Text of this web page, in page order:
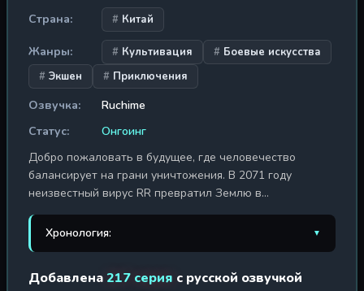
Страна: Китай
Жанры: Культивация
Боевые искусства
Экшен
Приключения
Озвучка:
Ruchime
Статус:
Онгоинг
Добро пожаловать в будущее, где человечество
балансирует на грани уничтожения. В 2071 году
неизвестный вирус RR превратил Землю в
безжизненную пустошь. Заражённые животные
мутировали в чудовищ, армии пали под натиском
гигантских монстров, а старые города превратились в
наречённых бастионами, а каждый выживший учится
Хронология: ▼
1. Пожиратель звёзд
Добавлена 217 серия с русской озвучкой